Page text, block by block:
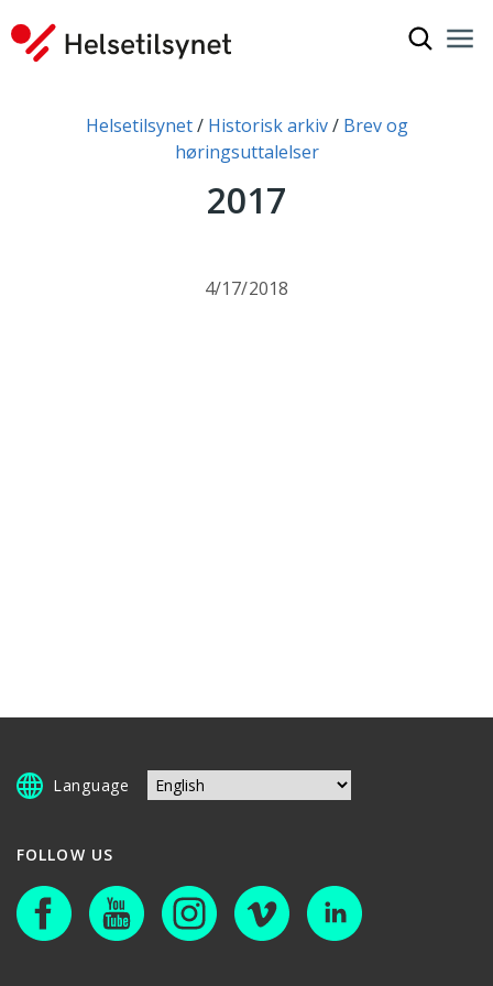
You are here:Helsetilsynet Historisk arkiv
Brev og
høringsuttalelser
2017
4/17/2018
Language
FOLLOW US